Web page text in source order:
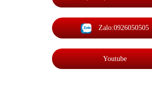
Zalo:0926050505
Youtube